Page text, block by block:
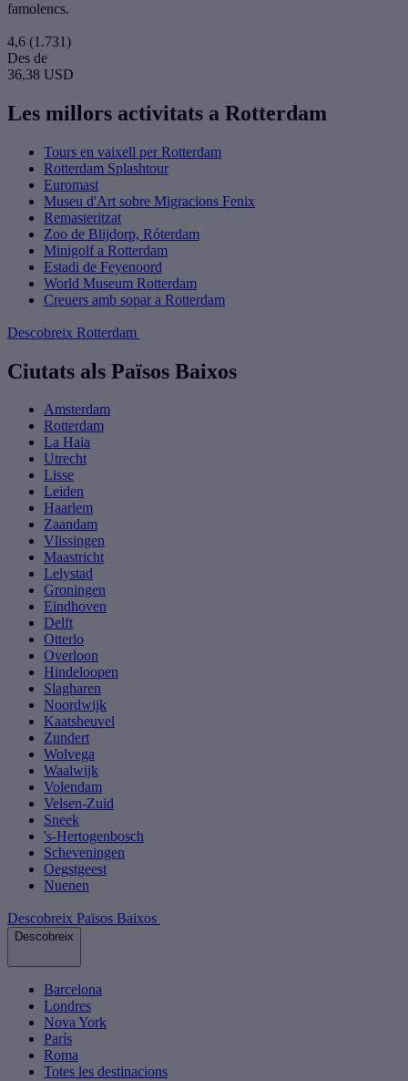
famolencs.
4,6 (1.731)
Des de
36,38 USD
Les millors activitats a Rotterdam
Tours en vaixell per Rotterdam
Rotterdam Splashtour
Euromast
Museu d'Art sobre Migracions Fenix
Remasteritzat
Zoo de Blijdorp, Róterdam
Minigolf a Rotterdam
Estadi de Feyenoord
World Museum Rotterdam
Creuers amb sopar a Rotterdam
Descobreix Rotterdam
Ciutats als Països Baixos
Amsterdam
Rotterdam
La Haia
Utrecht
Lisse
Leiden
Haarlem
Zaandam
Vlissingen
Maastricht
Lelystad
Groningen
Eindhoven
Delft
Otterlo
Overloon
Hindeloopen
Slagharen
Noordwijk
Kaatsheuvel
Zundert
Wolvega
Waalwijk
Volendam
Velsen-Zuid
Sneek
's-Hertogenbosch
Scheveningen
Oegstgeest
Nuenen
Descobreix Països Baixos
Descobreix
Barcelona
Londres
Nova York
París
Roma
Totes les destinacions